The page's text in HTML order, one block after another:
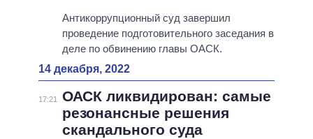
Антикоррупционный суд завершил
проведение подготовительного заседания в
деле по обвинению главы ОАСК.
14 декабря, 2022
17:21
ОАСК ликвидирован: самые
резонансные решения
скандального суда